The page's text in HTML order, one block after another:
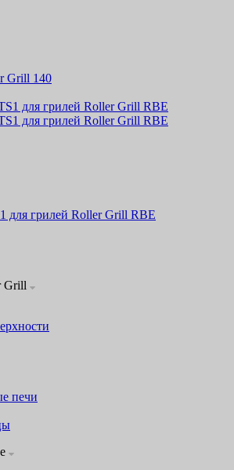
Grill 140
для грилей Roller Grill RBE
Grill
печи